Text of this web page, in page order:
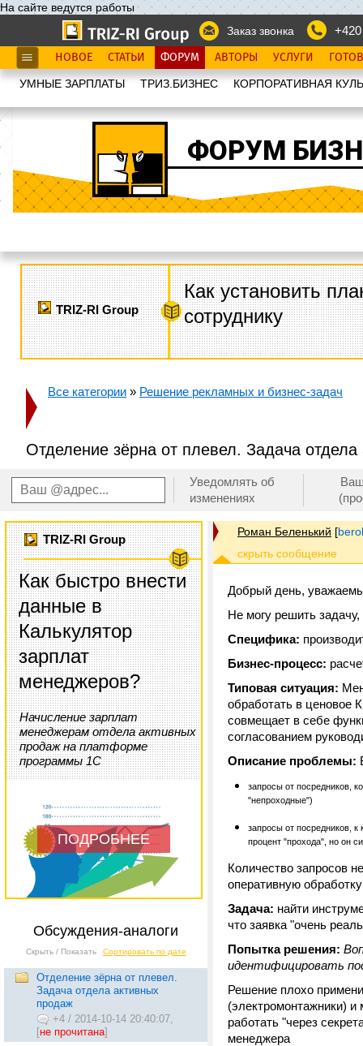
На сайте ведутся работы
Заказ звонка
НОВОЕ СТАТЬИ ФОРУМ АВТОРЫ УСЛУГИ
УМНЫЕ ЗАРПЛАТЫ ТРИЗ.БИЗНЕС КОРПОРАТИВНАЯ
ФОРУМ
TRIZ-RI Group
Как установить
сотруднику
Все категории » Решение рекламных и бизнес-задач
Отделение зёрна от плевел. Задача
Уведомлять об
изменениях
TRIZ-RI Group
Как быстро внести
данные в
Калькулятор
зарплат
менеджеров?
Начисление зарплат
менеджерам отдела активных
продаж на платформе
программы 1С
ПОДРОБНЕЕ
Обсуждения-аналоги
Скрыть / Показать Сортировать по дате
Отделение зёрна от плевел.
Задача отдела активных
продаж
+4 / 2014-10-14 20:40:07,
[не прочитана]
Роман Беленький [
Добрый день,
Не могу решить
Специфика:
Бизнес-процесс:
Типовая ситуация:
обработать в ценовое
совмещает в себе
согласованием
Описание проблемы:
запросы от посредников,
"непроходные")
запросы от посредников, к
процент "прохода", но он
Количество запросов
оперативную
Задача: найти
что заявка "очень
Попытка решения:
идентифицировать
Решение плохо
(электромонтажники) и
работать "через
менеджера